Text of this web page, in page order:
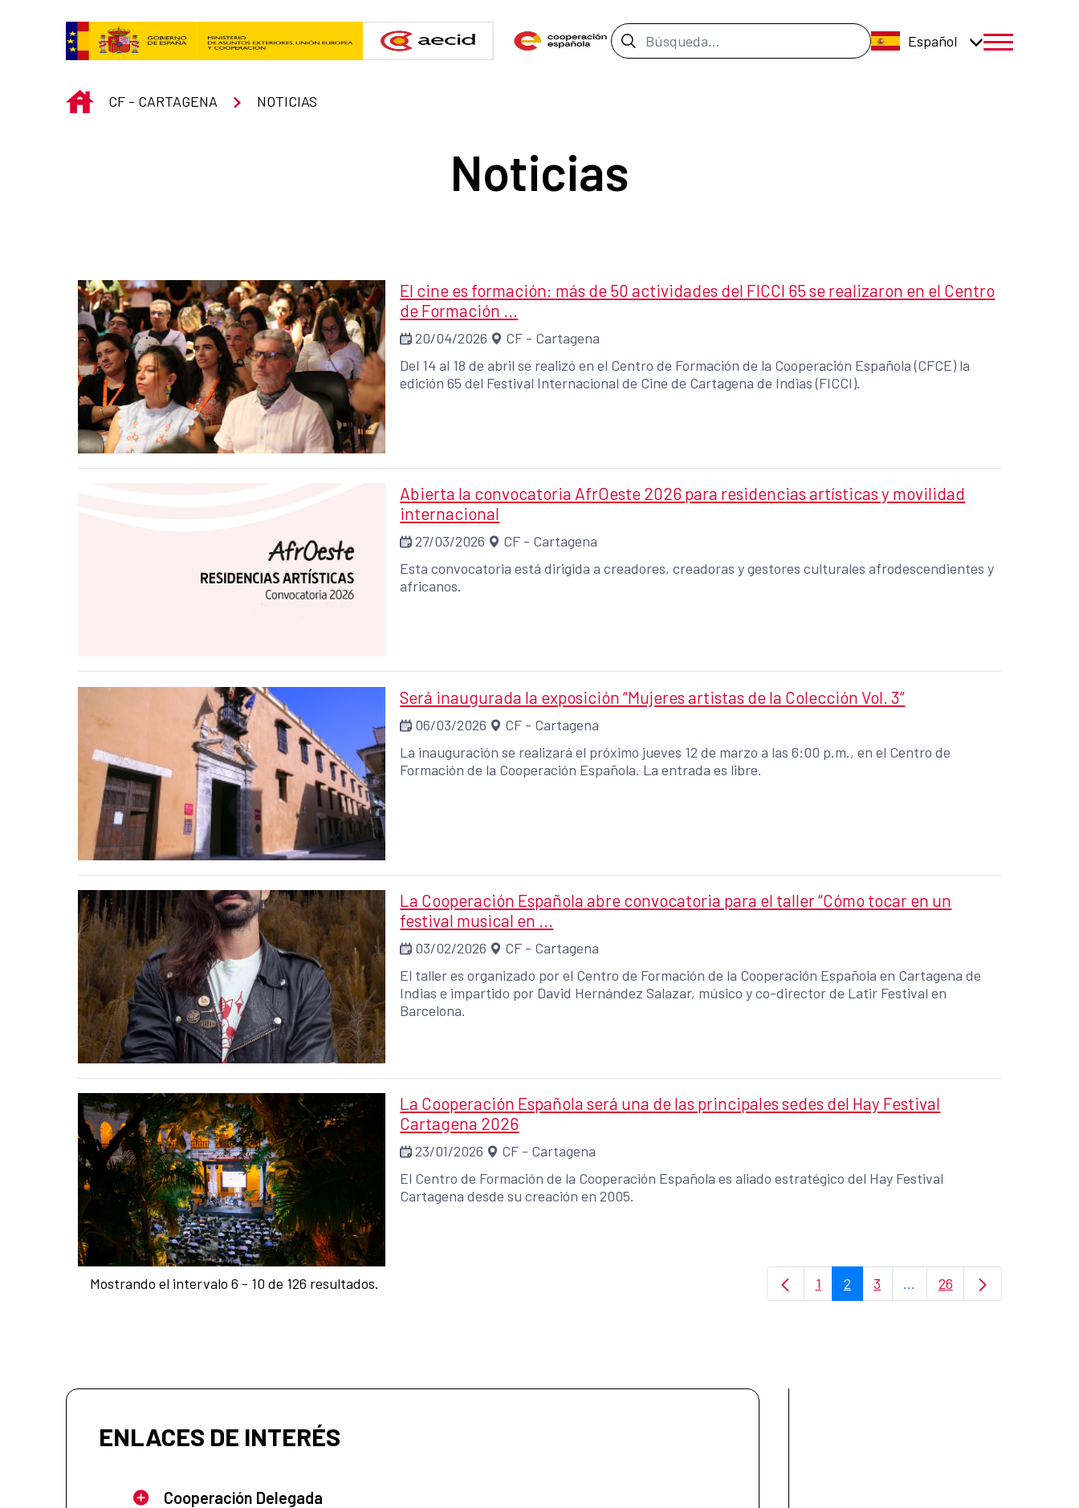
Barra de búsqueda Español
menú móvil
INICIO
CF - CARTAGENA NOTICIAS
Noticias
El cine es formación: más de 50 actividades del FICCI 65 se realizaron en el Centro
de Formación ...
20/04/2026
CF - Cartagena
Del 14 al 18 de abril se realizó en el Centro de Formación de la Cooperación Española (CFCE) la
edición 65 del Festival Internacional de Cine de Cartagena de Indias (FICCI).
Abierta la convocatoria AfrOeste 2026 para residencias artísticas y movilidad
internacional
27/03/2026
CF - Cartagena
Esta convocatoria está dirigida a creadores, creadoras y gestores culturales afrodescendientes y
africanos.
Será inaugurada la exposición “Mujeres artistas de la Colección Vol. 3”
06/03/2026
CF - Cartagena
La inauguración se realizará el próximo jueves 12 de marzo a las 6:00 p.m., en el Centro de
Formación de la Cooperación Española. La entrada es libre.
La Cooperación Española abre convocatoria para el taller “Cómo tocar en un
festival musical en ...
03/02/2026
CF - Cartagena
El taller es organizado por el Centro de Formación de la Cooperación Española en Cartagena de
Indias e impartido por David Hernández Salazar, músico y co-director de Latir Festival en
Barcelona.
La Cooperación Española será una de las principales sedes del Hay Festival
Cartagena 2026
23/01/2026
CF - Cartagena
El Centro de Formación de la Cooperación Española es aliado estratégico del Hay Festival
Cartagena desde su creación en 2005.
Mostrando el intervalo 6 - 10 de 126 resultados. Página
1 Página
2 Página
3 ...Páginas intermedias Use
Página
26
ENLACES DE INTERÉS
Cooperación Delegada